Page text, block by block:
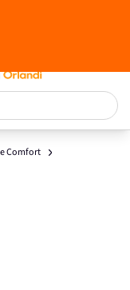
Comfort